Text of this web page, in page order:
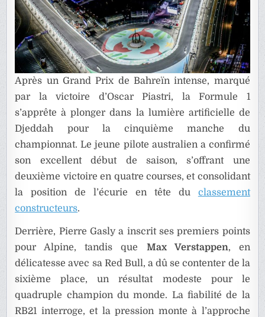
Après un Grand Prix de Bahreïn intense, marqué
par la victoire d’Oscar Piastri, la Formule 1
s’apprête à plonger dans la lumière artificielle de
Djeddah pour la cinquième manche du
championnat. Le jeune pilote australien a confirmé
son excellent début de saison, s’offrant une
deuxième victoire en quatre courses, et consolidant
la position de l’écurie en tête du classement
constructeurs.
Derrière, Pierre Gasly a inscrit ses premiers points
pour Alpine, tandis que Max Verstappen, en
délicatesse avec sa Red Bull, a dû se contenter de la
sixième place, un résultat modeste pour le
quadruple champion du monde. La fiabilité de la
RB21 interroge, et la pression monte à l’approche